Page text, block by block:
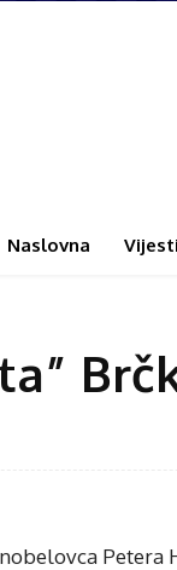
Naslovna Vijesti
Petera